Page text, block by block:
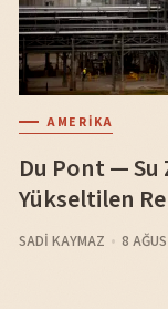
AMERIKA
Du Pont — Su
Yükseltilen
SADI KAYMAZ 8